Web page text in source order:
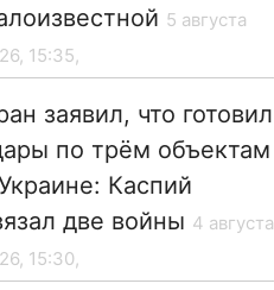
5 августа
15:35,
заявил, что готовил
по трём объектам
Каспий
две войны 4 августа
15:30,